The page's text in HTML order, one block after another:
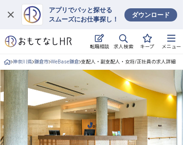
アプリでパッと探せる
スムーズにお仕事探し！
ダウンロード
転職相談 求人検索 キープ メニュー
ログイン
求人・施設を探す
キープした求人
就職・転職 合同説明会
おもてなしHRについて
神奈川県 鎌倉市 WeBase鎌倉 支配人・副支配人・女将/正社員の求人詳細